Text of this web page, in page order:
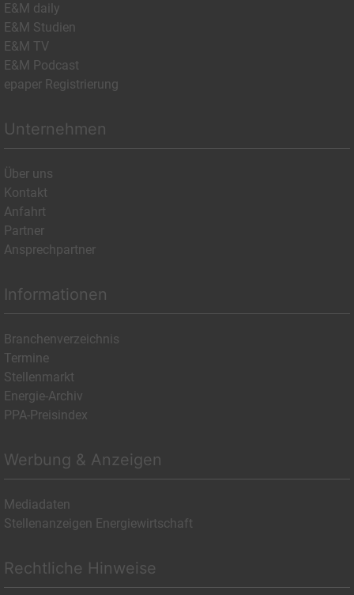
E&M daily
E&M Studien
E&M TV
E&M Podcast
epaper Registrierung
Unternehmen
Über uns
Kontakt
Anfahrt
Partner
Ansprechpartner
Informationen
Branchenverzeichnis
Termine
Stellenmarkt
Energie-Archiv
PPA-Preisindex
Werbung & Anzeigen
Mediadaten
Stellenanzeigen Energiewirtschaft
Rechtliche Hinweise